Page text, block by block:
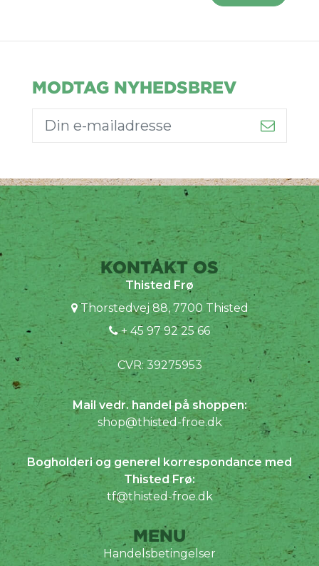
MODTAG NYHEDSBREV
KONTAKT OS
Thisted Frø
Thorstedvej 88, 7700 Thisted
+ 45 97 92 25 66
CVR: 39275953
Mail vedr. handel på shoppen:
shop@thisted-froe.dk
Bogholderi og generel korrespondance med
Thisted Frø:
tf@thisted-froe.dk
MENU
Handelsbetingelser